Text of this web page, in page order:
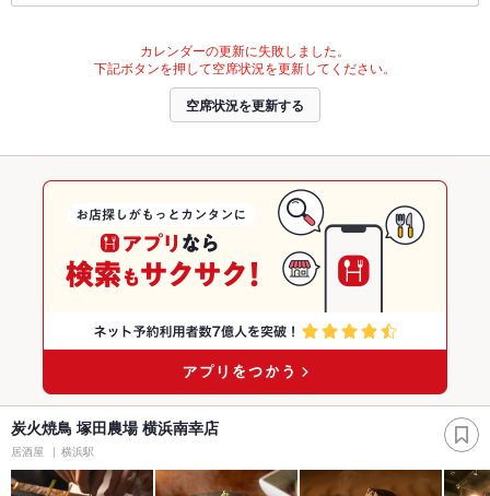
カレンダーの更新に失敗しました。
下記ボタンを押して空席状況を更新してください。
空席状況を更新する
炭火焼鳥 塚田農場 横浜南幸店
居酒屋 横浜駅